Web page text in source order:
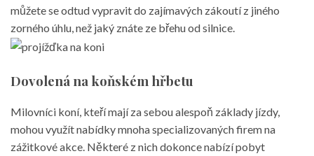
můžete se odtud vypravit do zajímavých zákoutí z jiného
zorného úhlu, než jaký znáte ze břehu od silnice.
Dovolená na koňském hřbetu
Milovníci koní, kteří mají za sebou alespoň základy jízdy,
mohou využít nabídky mnoha specializovaných firem na
zážitkové akce. Některé z nich dokonce nabízí pobyt